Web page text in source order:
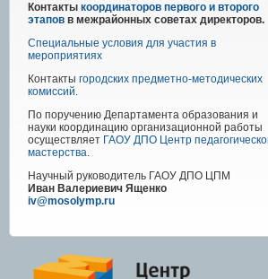
Контакты координаторов первого и второго
этапов в межрайонных советах директоров.
Специальные условия для участия в
мероприятиях
Контакты городских предметно-методических
комиссий.
По поручению Департамента образования и
науки координацию организационной работы
осуществляет ГАОУ ДПО Центр
мастерства.
Научный руководитель ГАОУ ДПО ЦПМ
Иван Валериевич Ященко
iv@mosolymp.ru